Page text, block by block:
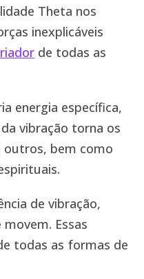
Theta nos
inexplicáveis
de todas as
energia específica,
vibração torna os
outros, bem como
de vibração,
Essas
todas as formas de